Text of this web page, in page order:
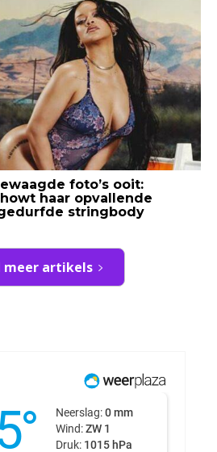
foto’s ooit:
haar opvallende
stringbody
meer artikels